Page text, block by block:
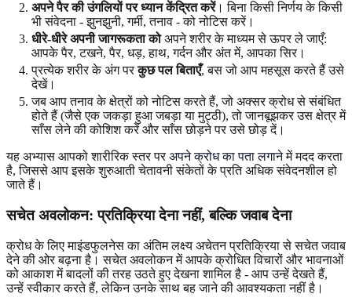
अपने पैर की उंगलियों पर ध्यान केंद्रित करें। बिना किसी निर्णय के किसी
भी संवेदना - झुनझुनी, गर्मी, तनाव - को नोटिस करें।
धीरे-धीरे अपनी जागरूकता कोअपने शरीर के माध्यम से ऊपर ले जाएँ:
आपके पैर, टखने, पैर, धड़, हाथ, गर्दन और अंत में, आपका सिर।
प्रत्येक शरीर के अंग परकुछ पल बिताएँ, बस जो आप महसूस करते हैं उसे
देखें।
जब आप तनाव के क्षेत्रों को नोटिस करते हैं, जो अक्सर क्रोध से संबंधित
होते हैं (जैसे एक जकड़ा हुआ जबड़ा या मुट्ठी), तो जानबूझकर उस क्षेत्र में
साँस लेने की कोशिश करें और साँस छोड़ने पर उसे छोड़ दें।
यह अभ्यास आपको शारीरिक स्तर परअपने क्रोध का पता लगानेमें मदद करता
है, जिससे आप इसके शुरुआती चेतावनी संकेतों के प्रति अधिक संवेदनशील हो
जाते हैं।
सचेत अवलोकन:प्रतिक्रिया देना नहीं, बल्कि जवाब देना
क्रोध के लिए माइंडफुलनेस का अंतिम लक्ष्य अचेतन प्रतिक्रिया से सचेत जवाब
देने की ओर बढ़ना है। सचेत अवलोकन में आपके क्रोधित विचारों और भावनाओं
को आकाश में बादलों की तरह उठते हुए देखना शामिल है - आप उन्हें देखते हैं,
उन्हें स्वीकार करते हैं, लेकिन उनके साथ बह जाने की आवश्यकता नहीं है।